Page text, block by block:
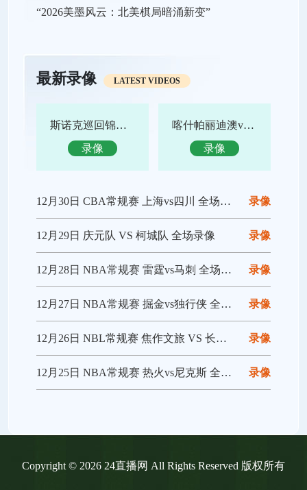
“2026美墨风云：北美棋局暗涌新变”
最新录像 LATEST VIDEOS
斯诺克巡回锦标赛决赛 特鲁姆普vs赵心童 全场录像回放
录像
喀什帕丽迪澳vs吴川青年 全场录像回放
录像
录像
12月30日 CBA常规赛 上海vs四川 全场录像回放
录像
12月29日 庆元队 VS 柯城队 全场录像
录像
12月28日 NBA常规赛 雷霆vs马刺 全场录像回放
录像
12月27日 NBA常规赛 掘金vs独行侠 全场录像回放
录像
12月26日 NBL常规赛 焦作文旅 VS 长沙勇胜 全场录像
录像
12月25日 NBA常规赛 热火vs尼克斯 全场录像回放
Copyright © 2026 24直播网 All Rights Reserved 版权所有